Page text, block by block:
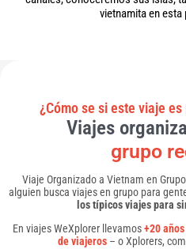
vietnamita en
¿Cómo se si este viaje es
Viajes
grupo
Viaje Organizado a Vietnam en
alguien busca viajes en grupo para
los típicos viajes para
En viajes WeXplorer llevamos+20
de viajeros – o Xplorers,